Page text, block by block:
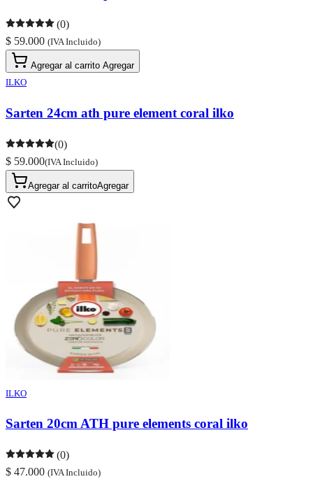
(0)
$ 59.000 (IVA Incluido)
Agregar al carrito Agregar
ILKO
Sarten 24cm ath pure element coral ilko
(0)
$ 59.000(IVA Incluido)
Agregar al carritoAgregar
ILKO
Sarten 20cm ATH pure elements coral ilko
(0)
$ 47.000 (IVA Incluido)